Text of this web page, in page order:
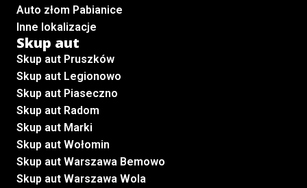
Auto złom Pabianice
Inne lokalizacje
Skup aut
Skup aut Pruszków
Skup aut Legionowo
Skup aut Piaseczno
Skup aut Radom
Skup aut Marki
Skup aut Wołomin
Skup aut Warszawa Bemowo
Skup aut Warszawa Wola